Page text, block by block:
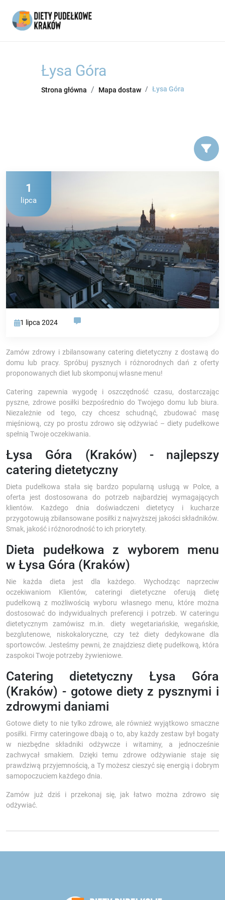
Łysa Góra
Strona główna Mapa dostaw Łysa Góra
1 lipca 2024
1
lipca
Zamów zdrowy i zbilansowany catering dietetyczny z dostawą do
domu lub pracy. Spróbuj pysznych i różnorodnych dań z oferty
proponowanych diet lub skomponuj własne menu!
Catering zapewnia wygodę i oszczędność czasu, dostarczając
pyszne, zdrowe posiłki bezpośrednio do Twojego domu lub biura.
Niezależnie od tego, czy chcesz schudnąć, zbudować masę
mięśniową, czy po prostu zdrowo się odżywiać – diety pudełkowe
spełnią Twoje oczekiwania.
Łysa Góra (Kraków) - najlepszy
catering dietetyczny
Dieta pudełkowa stała się bardzo popularną usługą w Polce, a
oferta jest dostosowana do potrzeb najbardziej wymagających
klientów. Każdego dnia doświadczeni dietetycy i kucharze
przygotowują zbilansowane posiłki z najwyższej jakości składników.
Smak, jakość i różnorodność to ich priorytety.
Dieta pudełkowa z wyborem menu
w Łysa Góra (Kraków)
Nie każda dieta jest dla każdego. Wychodząc naprzeciw
oczekiwaniom Klientów, cateringi dietetyczne oferują dietę
pudełkową z możliwością wyboru własnego menu, które można
dostosować do indywidualnych preferencji i potrzeb. W cateringu
dietetycznym zamówisz m.in. diety wegetariańskie, wegańskie,
bezglutenowe, niskokaloryczne, czy też diety dedykowane dla
sportowców. Jesteśmy pewni, że znajdziesz dietę pudełkową, która
zaspokoi Twoje potrzeby żywieniowe.
Catering dietetyczny Łysa Góra
(Kraków) - gotowe diety z pysznymi i
zdrowymi daniami
Gotowe diety to nie tylko zdrowe, ale również wyjątkowo smaczne
posiłki. Firmy cateringowe dbają o to, aby każdy zestaw był bogaty
w niezbędne składniki odżywcze i witaminy, a jednocześnie
zachwycał smakiem. Dzięki temu zdrowe odżywianie staje się
prawdziwą przyjemnością, a Ty możesz cieszyć się energią i dobrym
samopoczuciem każdego dnia.
Zamów już dziś i przekonaj się, jak łatwo można zdrowo się
odżywiać.